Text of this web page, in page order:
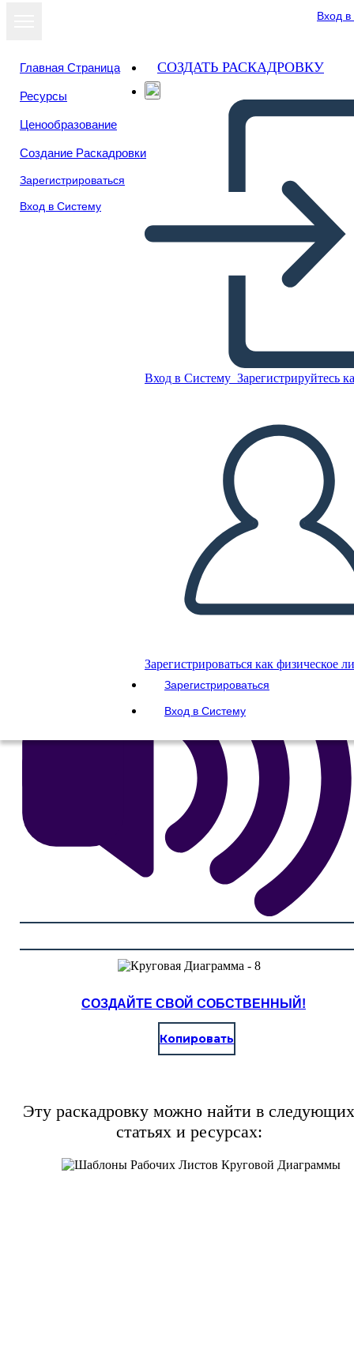
Вход
Главная Страница
Ресурсы
Ценообразование
Создание Раскадровки
Зарегистрироваться
Вход в Систему
СОЗДАТЬ РАСКАДРОВКУ
Вход в Систему Зарегистрируйтесь
Зарегистрироваться как физическое
Зарегистрироваться
Вход в Систему
Круговая Диаграмма - 8
Скопируйте эту раскадровку
СОЗДАТЬ РАСКАДРОВКУ
ВОСПРОИЗВЕСТИ СЛАЙД-ШОУ
ПОЧИТАЙ МНЕ
СОЗДАЙТЕ СВОЙ СОБСТВЕННЫЙ!
Копировать
Эту раскадровку можно найти в следующих
статьях и ресурсах: